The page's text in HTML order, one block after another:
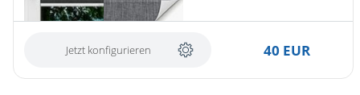
Jetzt konfigurieren 40 EUR